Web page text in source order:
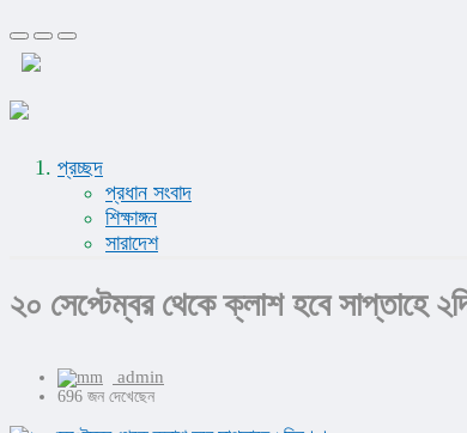
প্রচ্ছদ
প্রধান সংবাদ
শিক্ষাঙ্গন
সারাদেশ
২০ সেপ্টেম্বর থেকে ক্লাশ হবে সাপ্তাহে
admin
696 জন দেখেছেন